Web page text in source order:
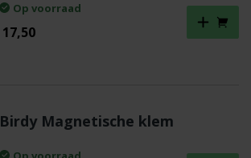
Op voorraad
17,50
Birdy Magnetische klem